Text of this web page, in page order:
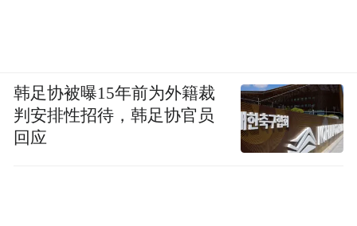
韩足协被曝15年前为外籍裁
判安排性招待，韩足协官员
回应